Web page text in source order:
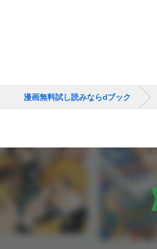
漫画無料試し読みならdブック